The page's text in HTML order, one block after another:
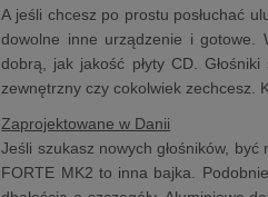
A jeśli chcesz po prostu posłuchać
dowolne inne urządzenie i gotowe.
dobrą, jak jakość płyty CD.
zewnętrzny czy cokolwiek zechcesz.
Zaprojektowane w Danii
Jeśli szukasz nowych głośników,
FORTE MK2 to inna bajka.